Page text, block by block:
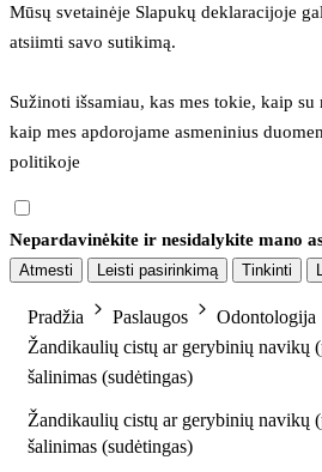
Mūsų svetainėje Slapukų deklaracijoje
atsiimti savo sutikimą.
Sužinoti išsamiau, kas mes tokie, kaip
kaip mes apdorojame asmeninius
politikoje
Nepardavinėkite ir nesidalykite mano
Atmesti Leisti pasirinkimą Tinkinti
Pradžia Paslaugos Odontologija
Žandikaulių cistų ar gerybinių navikų
šalinimas (sudėtingas)
Žandikaulių cistų ar gerybinių navikų
šalinimas (sudėtingas)